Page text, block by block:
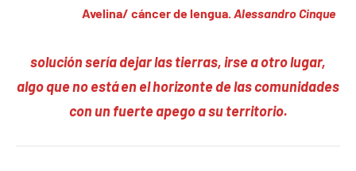
Avelina/ cáncer de lengua.Alessandro Cinque
solución sería dejar las tierras, irse a otro lugar,
algo que no está en el horizonte de las comunidades
con un fuerte apego a su territorio.